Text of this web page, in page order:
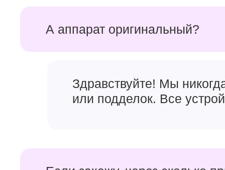
Появился золотой цвет. Девчонки будут визжать
Именно в этой модели Apple им такую
смартфонов предыдущего поколения. Добавился
хорошо себя зарекомендовал с точки зрения
Самый мощный Айфон
А аппарат оригинальный?
Здравствуйте! Мы
или подделок. Все